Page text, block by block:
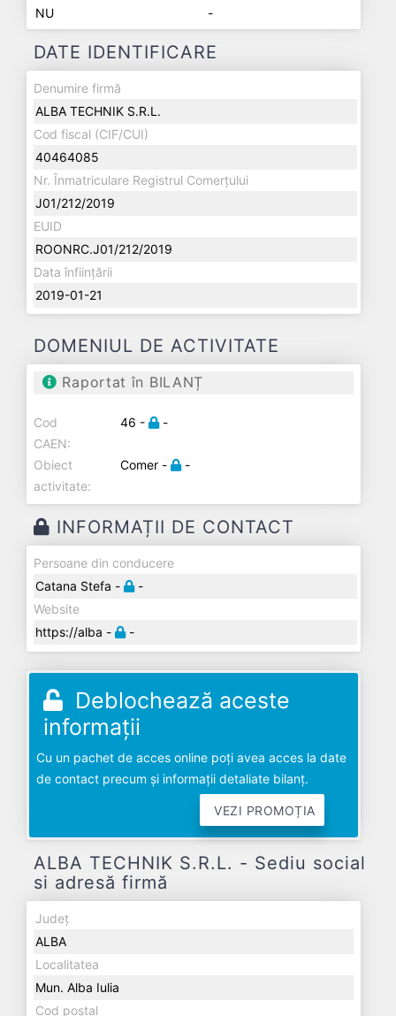
NU
-
DATE IDENTIFICARE
Denumire firmă
ALBA TECHNIK S.R.L.
Cod fiscal (CIF/CUI)
40464085
Nr. Înmatriculare Registrul Comerțului
J01/212/2019
EUID
ROONRC.J01/212/2019
Data înființării
2019-01-21
DOMENIUL DE ACTIVITATE
Raportat în BILANȚ
Cod
CAEN:
46 - -
Obiect
activitate:
Comer - -
INFORMAȚII DE CONTACT
Persoane din conducere
Catana Stefa -
-
Website
https://alba -
-
Deblochează aceste
informații
Cu un pachet de acces online poți avea acces la date
de contact precum și informații detaliate bilanț.
VEZI PROMOȚIA
ALBA TECHNIK S.R.L. - Sediu social
si adresă firmă
Județ
ALBA
Localitatea
Mun. Alba Iulia
Cod poștal